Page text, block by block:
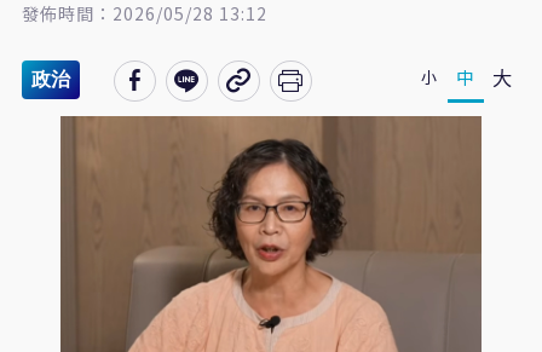
發佈時間：2026/05/28 13:12
政治 小 中 大